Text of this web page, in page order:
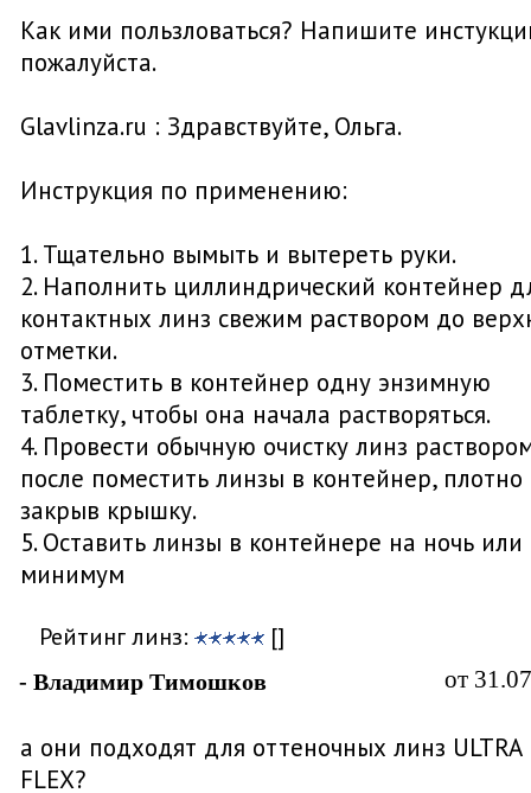
Как ими пользловаться? Напишите
пожалуйста.
Glavlinza.ru : Здравствуйте, Ольга.
Инструкция по применению:
1. Тщательно вымыть и вытереть руки.
2. Наполнить циллиндрический контейнер
контактных линз свежим раствором до
отметки.
3. Поместить в контейнер одну энзимную
таблетку, чтобы она начала растворяться.
4. Провести обычную очистку линз
после поместить линзы в контейнер, плотно
закрыв крышку.
5. Оставить линзы в контейнере на ночь или
минимум
Рейтинг линз: []
- Владимир Тимошков от
а они подходят для оттеночных линз ULTRA
FLEX?